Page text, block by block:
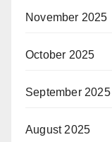
November 2025
October 2025
September 2025
August 2025